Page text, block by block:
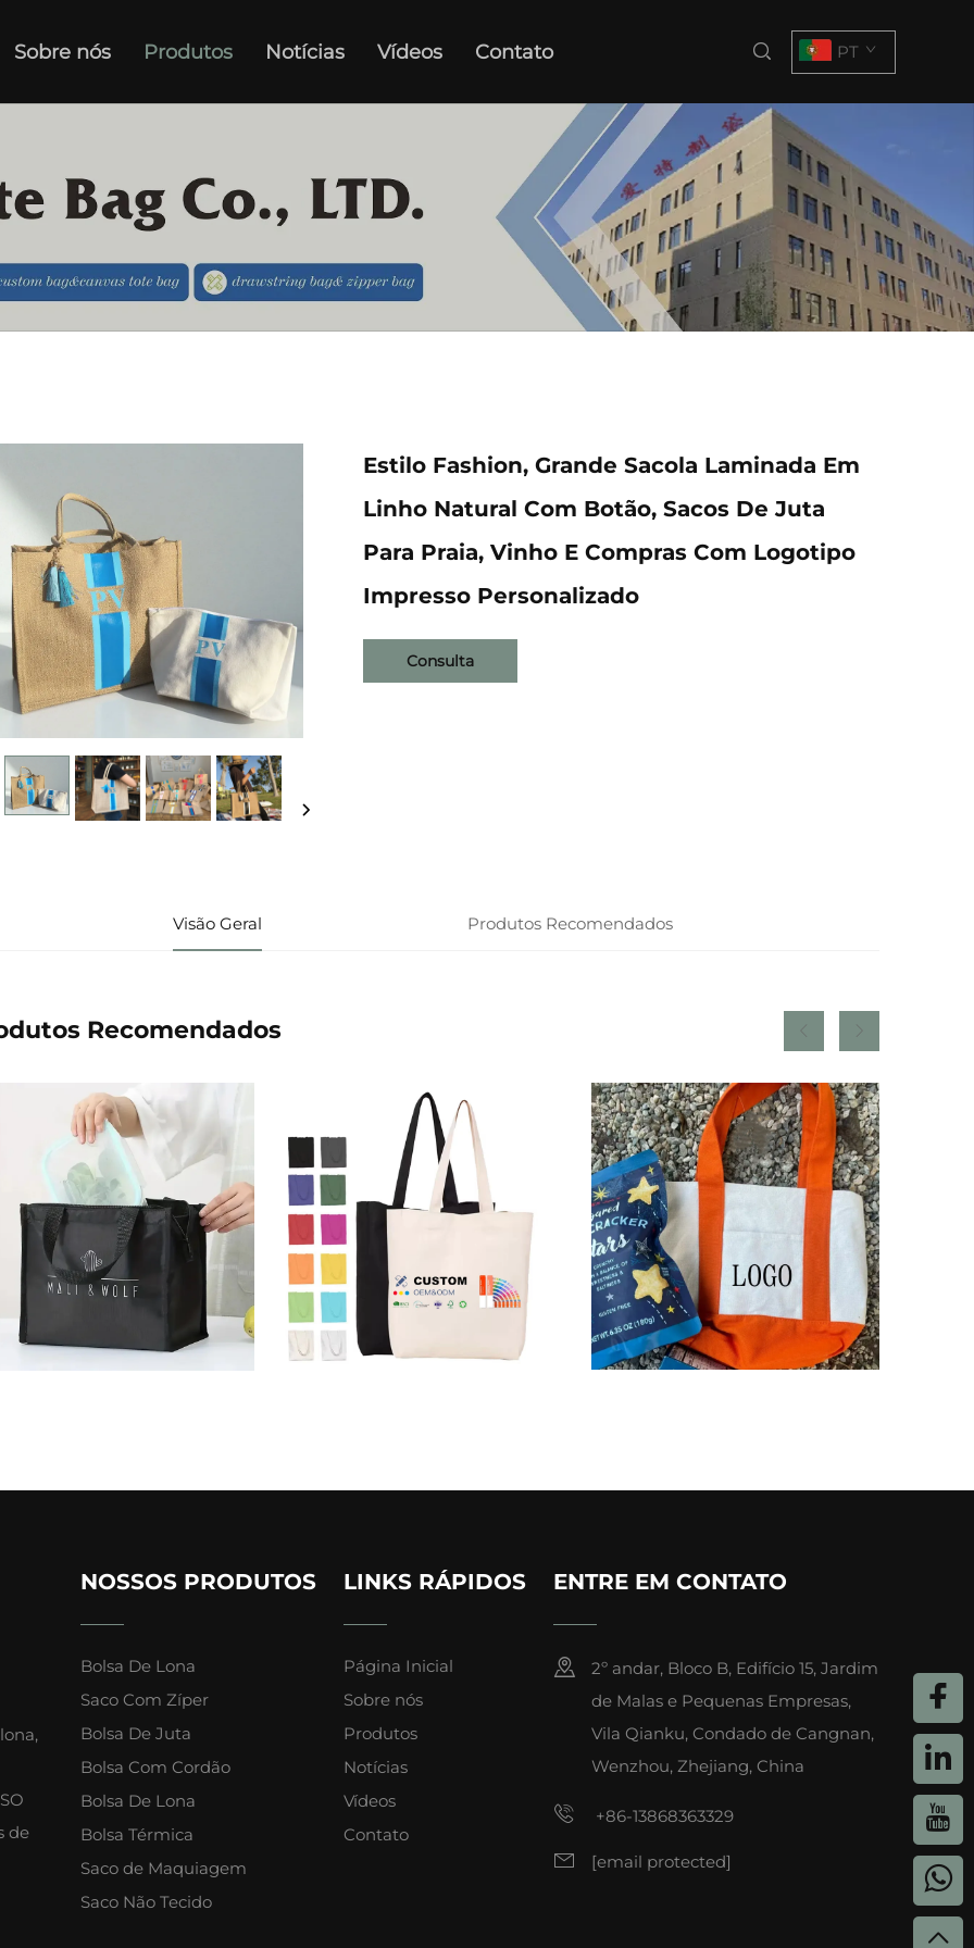
Sobre nós Produtos Notícias Vídeos Contato PT
Estilo Fashion, Grande Sacola Laminada Em
Linho Natural Com Botão, Sacos De Juta
Para Praia, Vinho E Compras Com Logotipo
Impresso Personalizado
Consulta
Visão Geral Produtos Recomendados
Recomendados
de
NOSSOS PRODUTOS
Bolsa De Lona
Saco Com Zíper
Bolsa De Juta
Bolsa Com Cordão
Bolsa De Lona
Bolsa Térmica
Saco de Maquiagem
Saco Não Tecido
LINKS RÁPIDOS
Página Inicial
Sobre nós
Produtos
Notícias
Vídeos
Contato
ENTRE EM CONTATO
2º andar, Bloco B, Edifício 15, Jardim
de Malas e Pequenas Empresas,
Vila Qianku, Condado de Cangnan,
Wenzhou, Zhejiang, China
+86-13868363329
[email protected]